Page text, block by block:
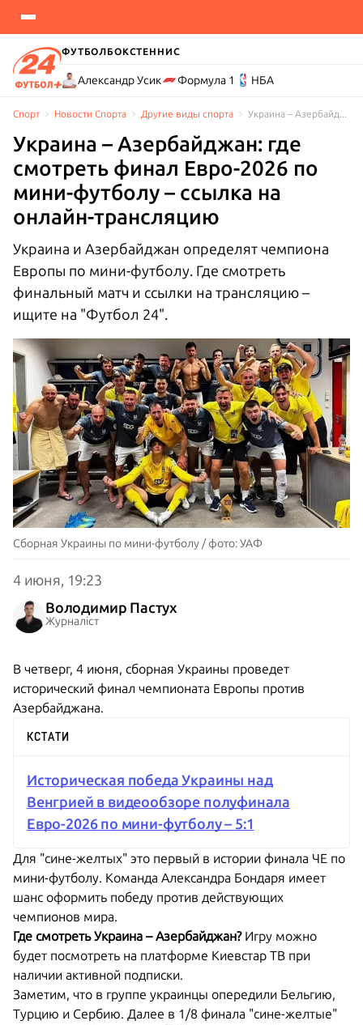
ФУТБОЛБОКСТЕННИС
Александр Усик Формула 1 НБА
Спорт Новости Cпорта Другие виды спорта
Украина – Азербайджан: где
смотреть финал Евро-2026 по
мини-футболу – ссылка на
онлайн-трансляцию
Украина и Азербайджан определят чемпиона
Европы по мини-футболу. Где смотреть
финальный матч и ссылки на трансляцию –
ищите на "Футбол 24".
Сборная Украины по мини-футболу / фото: УАФ
4 июня, 19:23
Володимир Пастух
Журналіст
В четверг, 4 июня, сборная Украины проведет
исторический финал чемпионата Европы против
Азербайджана.
КСТАТИ
Историческая победа Украины над
Венгрией в видеообзоре полуфинала
Евро-2026 по мини-футболу – 5:1
Для "сине-желтых" это первый в истории финала ЧЕ по
мини-футболу. Команда Александра Бондаря имеет
шанс оформить победу против действующих
чемпионов мира.
Где смотреть Украина – Азербайджан?Игру можно
будет посмотреть на платформе Киевстар ТВ при
наличии активной подписки.
Заметим, что в группе украинцы опередили Бельгию,
Турцию и Сербию. Далее в 1/8 финала "сине-желтые"